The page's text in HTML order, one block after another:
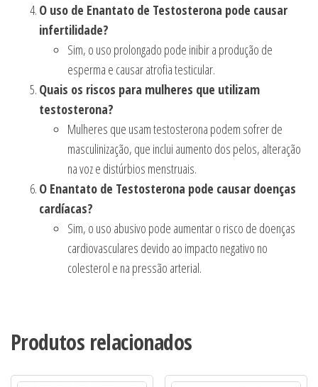
O uso de Enantato de Testosterona pode causar
infertilidade?
Sim, o uso prolongado pode inibir a produção de
esperma e causar atrofia testicular.
Quais os riscos para mulheres que utilizam
testosterona?
Mulheres que usam testosterona podem sofrer de
masculinização, que inclui aumento dos pelos, alteração
na voz e distúrbios menstruais.
O Enantato de Testosterona pode causar doenças
cardíacas?
Sim, o uso abusivo pode aumentar o risco de doenças
cardiovasculares devido ao impacto negativo no
colesterol e na pressão arterial.
Produtos relacionados